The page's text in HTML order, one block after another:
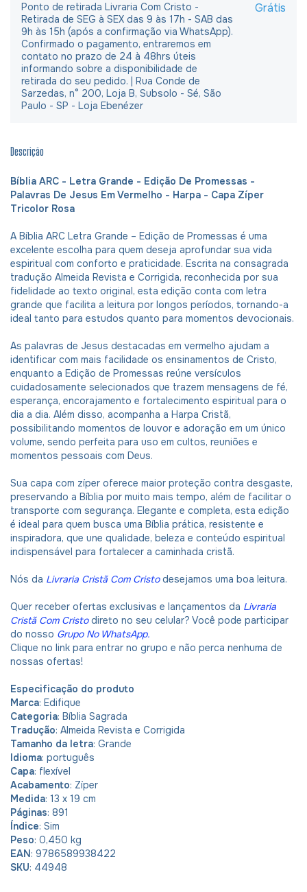
Ponto de retirada Livraria Com Cristo -
Retirada de SEG à SEX das 9 às 17h - SAB das
9h às 15h (após a confirmação via WhatsApp).
Confirmado o pagamento, entraremos em
contato no prazo de 24 à 48hrs úteis
informando sobre a disponibilidade de
retirada do seu pedido. | Rua Conde de
Sarzedas, n° 200, Loja B, Subsolo - Sé, São
Paulo - SP - Loja Ebenézer
Grátis
Descrição
Bíblia ARC - Letra Grande - Edição De Promessas -
Palavras De Jesus Em Vermelho - Harpa - Capa Zíper
Tricolor Rosa
A Bíblia ARC Letra Grande – Edição de Promessas é uma
excelente escolha para quem deseja aprofundar sua vida
espiritual com conforto e praticidade. Escrita na consagrada
tradução Almeida Revista e Corrigida, reconhecida por sua
fidelidade ao texto original, esta edição conta com letra
grande que facilita a leitura por longos períodos, tornando-a
ideal tanto para estudos quanto para momentos devocionais.
As palavras de Jesus destacadas em vermelho ajudam a
identificar com mais facilidade os ensinamentos de Cristo,
enquanto a Edição de Promessas reúne versículos
cuidadosamente selecionados que trazem mensagens de fé,
esperança, encorajamento e fortalecimento espiritual para o
dia a dia. Além disso, acompanha a Harpa Cristã,
possibilitando momentos de louvor e adoração em um único
volume, sendo perfeita para uso em cultos, reuniões e
momentos pessoais com Deus.
Sua capa com zíper oferece maior proteção contra desgaste,
preservando a Bíblia por muito mais tempo, além de facilitar o
transporte com segurança. Elegante e completa, esta edição
é ideal para quem busca uma Bíblia prática, resistente e
inspiradora, que une qualidade, beleza e conteúdo espiritual
indispensável para fortalecer a caminhada cristã.
Nós da Livraria Cristã Com Cristo desejamos uma boa leitura.
Quer receber ofertas exclusivas e lançamentos da Livraria
Cristã Com Cristodireto no seu celular? Você pode participar
do nosso Grupo No WhatsApp.
Clique no link para entrar no grupo e não perca nenhuma de
nossas ofertas!
Especificação do produto
Marca: Edifique
Categoria: Bíblia Sagrada
Tradução: Almeida Revista e Corrigida
Tamanho da letra: Grande
Idioma: português
Capa: flexível
Acabamento: Zíper
Medida: 13 x 19 cm
Páginas: 891
Índice: Sim
Peso: 0,450 kg
EAN: 9786589938422
SKU: 44948